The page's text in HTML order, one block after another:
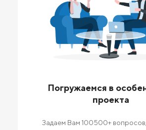
Погружаемся в
проекта
Задаем Вам 100500+